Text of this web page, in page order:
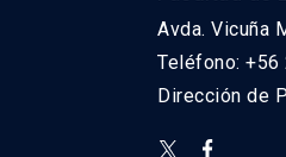
Avda. Vicuña
Teléfono: +56
Dirección de